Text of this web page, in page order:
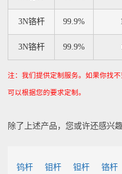
3N铬杆 99.9%
3N铬杆 99.9%
注：我们提供定制服务。如果你找
可以根据您的要求定制。
除了上述产品，您或许还感兴趣
钨杆 钼杆 钽杆 铬杆